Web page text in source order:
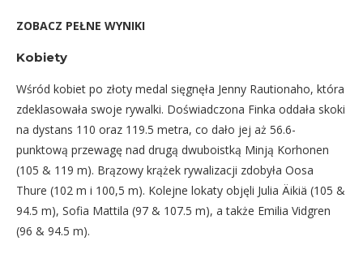
ZOBACZ PEŁNE WYNIKI
Kobiety
Wśród kobiet po złoty medal sięgnęła Jenny Rautionaho, która
zdeklasowała swoje rywalki. Doświadczona Finka oddała skoki
na dystans 110 oraz 119.5 metra, co dało jej aż 56.6-
punktową przewagę nad drugą dwuboistką Minją Korhonen
(105 & 119 m). Brązowy krążek rywalizacji zdobyła Oosa
Thure (102 m i 100,5 m). Kolejne lokaty objęli Julia Äikiä (105 &
94.5 m), Sofia Mattila (97 & 107.5 m), a także Emilia Vidgren
(96 & 94.5 m).